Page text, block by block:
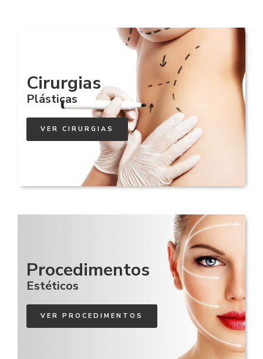
Cirurgias
Plásticas
VER CIRURGIAS
Procedimentos
Estéticos
VER PROCEDIMENTOS